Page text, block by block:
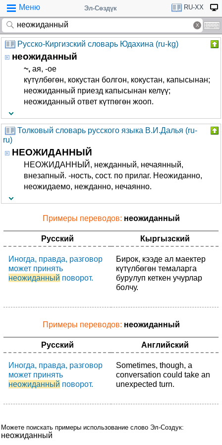
Меню Эл-Сөздүк RU-XX
Русско-Киргизский словарь Юдахина (ru-kg)
неожиданный
~, ­ая, -ое
күтүлбөгөн, кокустан болгон, кокустан, капысынан;
неожиданный приезд капысынан келүү;
неожиданный ответ күтпөгөн жооп.
Толковый словарь русского языка В.И.Далья (ru-
ru)
НЕОЖИДАННЫЙ
НЕОЖИДАННЫЙ, нежданный, нечаянный,
внезапный. -ность, сост. по прилаг. Неожиданно,
неожидаемо, нежданно, нечаянно.
Примеры переводов: неожиданный
Русский Кыргызский
Иногда, правда, разговор
может принять
неожиданный поворот.
Бирок, кээде ал маектер
күтүлбөгөн темаларга
бурулуп кеткен учурлар
болчу.
Примеры переводов: неожиданный
Русский Английский
Иногда, правда, разговор
может принять
неожиданный поворот.
Sometimes, though, a
conversation could take an
unexpected turn.
Можете поискать примеры использование слово Эл-Создук:
неожиданный